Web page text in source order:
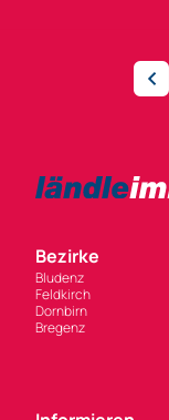
Bezirke
Bludenz
Feldkirch
Dornbirn
Bregenz